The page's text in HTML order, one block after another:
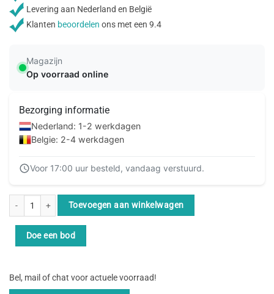
Levering aan Nederland en België
Klanten beoordelen ons met een 9.4
Magazijn
Op voorraad online
Bezorging informatie
Nederland: 1-2 werkdagen
Belgie: 2-4 werkdagen
Voor 17:00 uur besteld, vandaag verstuurd.
ACT Zwarte 7 meter U/UTP CAT6 patchkabel met RJ45 connectoren aantal
Toevoegen aan winkelwagen
Doe een bod
Bel, mail of chat voor actuele voorraad!